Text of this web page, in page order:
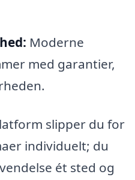
Moderne
med garantier,
slipper du for
individuelt; du
ét sted og